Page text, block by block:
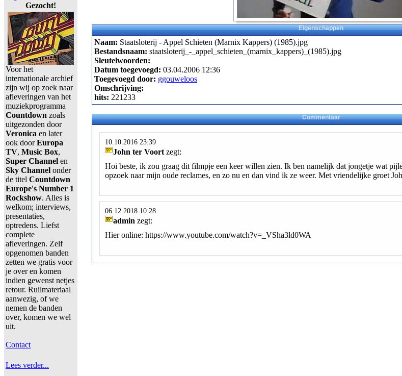
Gezocht!
Voor het
internationale archief
zijn wij op zoek naar
afleveringen van het
muziekprogramma
Countdown zoals
uitgezonden door
Veronica en later
ook doorEuropa
TV, Music Box,
Super Channel en
Sky Channel onder
de titel Countdown
Europe's Number 1
Rockshow. Alles is
welkom; interviews,
presentaties,
optredens. Liefst
complete
afleveringen. Zelf
opgenomen banden
zetten we gratis voor
je over en komen
indien gewenst netjes
retour. Ruilmateriaal
aanwezig, of we
nemen de banden
over, komen we wel
uit.
Contact
Lees verder...
Eigenschappen
Naam: Staatsloterij - Appel Schieten (Marnix Kappers) (1985).jpg
Bestandsnaam: staatsloterij_-_appel_schieten_(marnix_kappers)_(1985).jpg
Sleutelwoorden:
Datum toegevoegd: 03.04.2006 12:36
Toegevoegd door: ggouweloos
Omschrijving:
hits: 221233
Commentaar
10.10.2016 23:39
John ter Voortzegt:
Hoi beste, ik zou graag dit filmpje een keer willen zien. Ik ben namelijk dat jongetje wat
opzoek naar mijn oude reclames, en zo nu en dan vind ik ze weer. Met vriendelijke groet
06.12.2018 10:28
admin zegt:
Hier online: https://www.youtube.com/watch?v=_VSha3ld0WA